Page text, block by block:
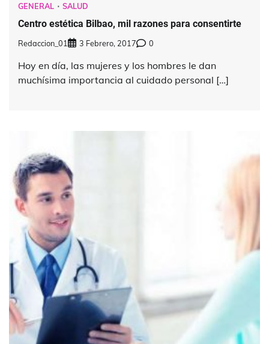
GENERAL SALUD
Centro estética Bilbao, mil razones para consentirte
Redaccion_01 3 Febrero, 2017 0
Hoy en día, las mujeres y los hombres le dan
muchísima importancia al cuidado personal […]